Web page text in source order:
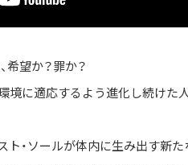
希望か？罪か？
境に適応するよう進化し続けた
ト・ソールが体内に生み出す新